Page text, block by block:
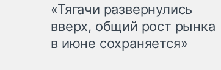
«Тягачи развернулись
вверх, общий рост рынка
в июне сохраняется»